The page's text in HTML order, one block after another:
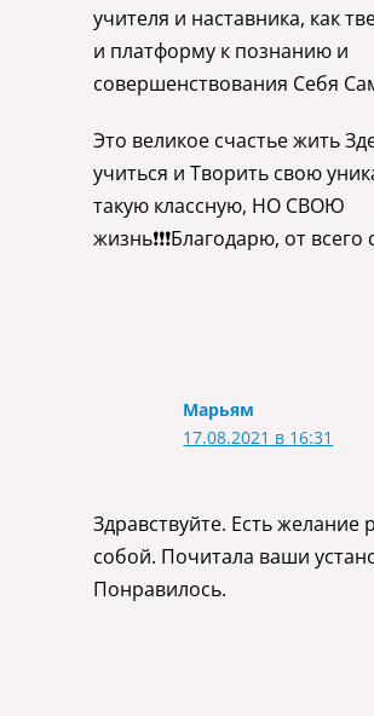
учителя и наставника, как
и платформу к познанию и
совершенствования Себя
Это великое счастье жить
учиться и Творить свою
такую классную, НО СВОЮ
жизнь❗❗❗Благодарю, от
Марьям
17.08.2021 в 16:31
Здравствуйте. Есть желание
собой. Почитала ваши
Понравилось.